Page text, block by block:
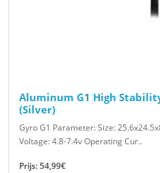
Aluminum G1 High
(Silver)
Gyro G1 Parameter: Size:
Voltage: 4.8-7.4v Operating Cur..
Prijs: 54,99€